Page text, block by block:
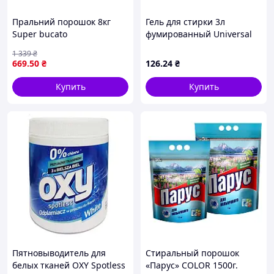
Пральний порошок 8кг
Super bucato
ORSETTO
669.50 ₴
1 339₴
Купить
Гель для стирки 3л
фумированный Universal
PERFUMED
126.24 ₴
Купить
Пятновыводитель для
белых тканей OXY Spotless
Стиральный порошок
«Парус» COLOR 1500г.